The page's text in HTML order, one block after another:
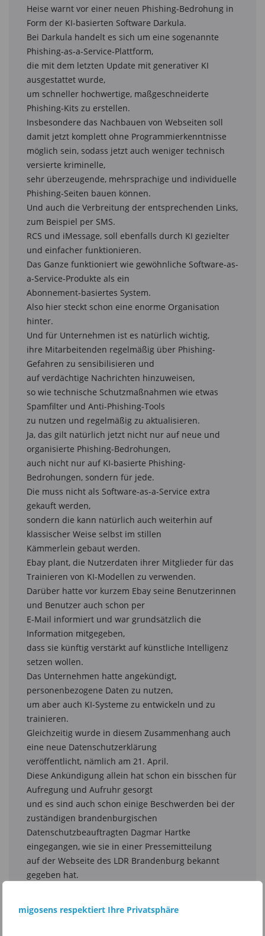
migosens respektiert Ihre Privatsphäre
Heise warnt vor einer neuen Phishing-Bedrohung in
Form der KI-basierten Software Darkula.
Bei Darkula handelt es sich um eine sogenannte
Phishing-as-a-Service-Plattform,
die mit dem letzten Update mit generativer KI
ausgestattet wurde,
um schneller hochwertige, maßgeschneiderte
Phishing-Kits zu erstellen.
Insbesondere das Nachbauen von Webseiten soll
damit jetzt komplett ohne Programmierkenntnisse
möglich sein, sodass jetzt auch weniger technisch
versierte kriminelle,
sehr überzeugende, mehrsprachige und individuelle
Phishing-Seiten bauen können.
Und auch die Verbreitung der entsprechenden Links,
zum Beispiel per SMS.
RCS und iMessage, soll ebenfalls durch KI gezielter
und einfacher funktionieren.
Das Ganze funktioniert wie gewöhnliche Software-as-
a-Service-Produkte als ein
Abonnement-basiertes System.
Also hier steckt schon eine enorme Organisation
hinter.
Und für Unternehmen ist es natürlich wichtig,
ihre Mitarbeitenden regelmäßig über Phishing-
Gefahren zu sensibilisieren und
auf verdächtige Nachrichten hinzuweisen,
so wie technische Schutzmaßnahmen wie etwas
Spamfilter und Anti-Phishing-Tools
zu nutzen und regelmäßig zu aktualisieren.
Ja, das gilt natürlich jetzt nicht nur auf neue und
organisierte Phishing-Bedrohungen,
auch nicht nur auf KI-basierte Phishing-
Bedrohungen, sondern für jede.
Die muss nicht als Software-as-a-Service extra
gekauft werden,
sondern die kann natürlich auch weiterhin auf
klassischer Weise selbst im stillen
Kämmerlein gebaut werden.
Ebay plant, die Nutzerdaten ihrer Mitglieder für das
Trainieren von KI-Modellen zu verwenden.
Darüber hatte vor kurzem Ebay seine Benutzerinnen
und Benutzer auch schon per
E-Mail informiert und war grundsätzlich die
Information mitgegeben,
dass sie künftig verstärkt auf künstliche Intelligenz
setzen wollen.
Das Unternehmen hatte angekündigt,
personenbezogene Daten zu nutzen,
um aber auch KI-Systeme zu entwickeln und zu
trainieren.
Gleichzeitig wurde in diesem Zusammenhang auch
eine neue Datenschutzerklärung
veröffentlicht, nämlich am 21. April.
Diese Ankündigung allein hat schon ein bisschen für
Aufregung und Aufruhr gesorgt
und es sind auch schon einige Beschwerden bei der
zuständigen brandenburgischen
Datenschutzbeauftragten Dagmar Hartke
eingegangen, wie sie in einer Pressemitteilung
auf der Webseite des LDR Brandenburg bekannt
gegeben hat.
als nicht ausreichend transparent bezeichnet.